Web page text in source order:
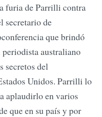
furia de Parrilli contra
secretario de
que brindó
australiano
secretos del
Unidos. Parrilli lo
aplaudirlo en varios
que en su país y por